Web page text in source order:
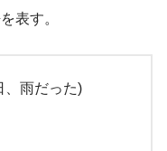
表す。
、雨だった)